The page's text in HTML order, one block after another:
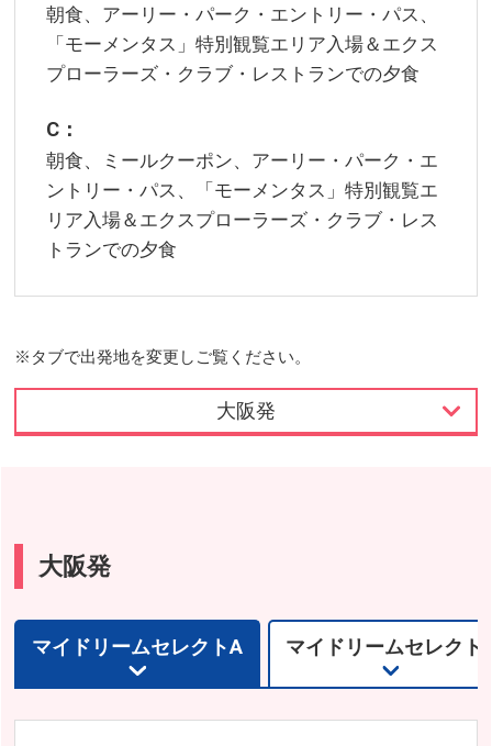
朝食、アーリー・パーク・エントリー・パス、
「モーメンタス」特別観覧エリア入場＆エクス
プローラーズ・クラブ・レストランでの夕食
C：
朝食、ミールクーポン、アーリー・パーク・エ
ントリー・パス、「モーメンタス」特別観覧エ
リア入場＆エクスプローラーズ・クラブ・レス
トランでの夕食
※タブで出発地を変更しご覧ください。
大阪発
福岡発
大阪発
マイドリームセレクトA マイドリームセレクト